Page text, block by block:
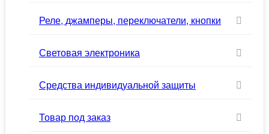
Реле, джамперы, переключатели, кнопки
Световая электроника
Средства индивидуальной защиты
Товар под заказ